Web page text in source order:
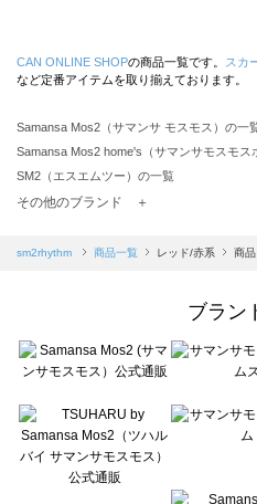
CAN ONLINE SHOPの商品一覧です。 スカ
など定番アイテムを取り揃えております。
Samansa Mos2（サマンサ モスモス）の一
Samansa Mos2 home's（サマンサモスモス
SM2（エスエムツー）の一覧
TSUHARU by Samansa Mos2（ツハルバイ
Samansa Mos2 blue（サマンサモスモス ブ
Te chichi（テチチ）の一覧
Te chichi CLASSIC（テチチ クラシック）の
Lugnoncure（ルノンキュール）の一覧
BETTY'S BLUE（べティーズブルー）の一覧
Wpc.（ワールドパーティー）の一覧
その他のブランド ＋
sm2rhythm 商品一覧 レッド/赤系 商
ブラン